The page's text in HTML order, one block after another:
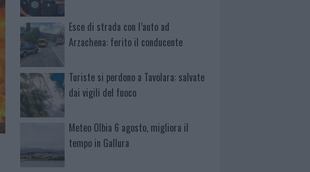
Esce di strada con l’auto ad
Arzachena: ferito il conducente
Turiste si perdono a Tavolara: salvate
dai vigili del fuoco
Meteo Olbia 6 agosto, migliora il
tempo in Gallura